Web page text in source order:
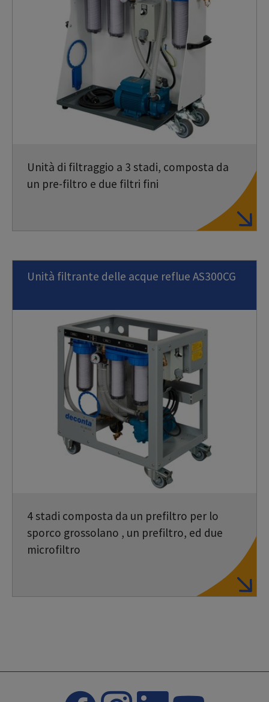
Unità di filtraggio a 3 stadi, composta da
un pre-filtro e due filtri fini
Unità filtrante delle acque reflue AS300CG
4 stadi composta da un prefiltro per lo
sporco grossolano , un prefiltro, ed due
microfiltro